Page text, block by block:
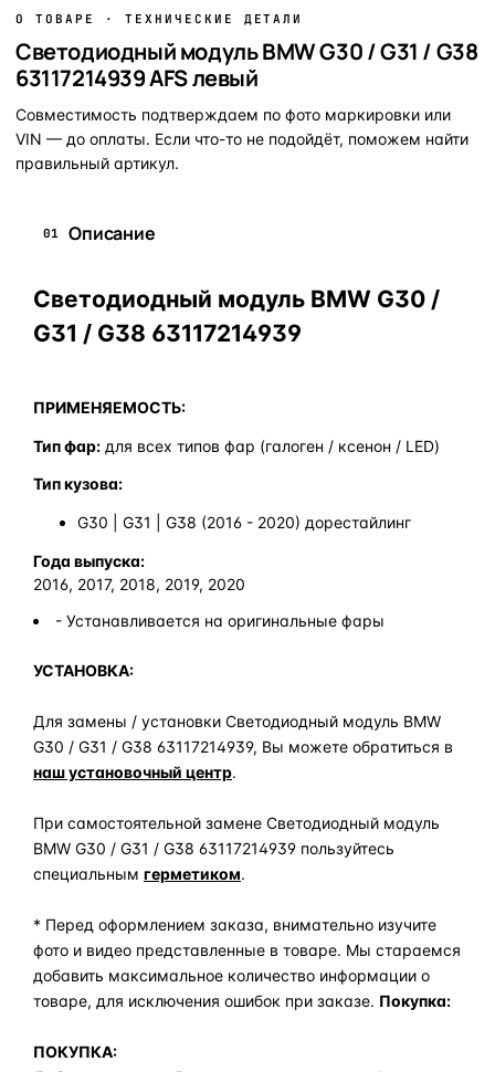
О ТОВАРЕ · ТЕХНИЧЕСКИЕ ДЕТАЛИ
Светодиодный модуль BMW G30 / G31 / G38
63117214939 AFS левый
Совместимость подтверждаем по фото маркировки или
VIN — до оплаты. Если что-то не подойдёт, поможем найти
правильный артикул.
01 Описание
Светодиодный модуль BMW G30 /
G31 / G38 63117214939
ПРИМЕНЯЕМОСТЬ:
Тип фар: для всех типов фар (галоген / ксенон / LED)
Тип кузова:
G30 | G31 | G38 (2016 - 2020) дорестайлинг
Года выпуска:
2016, 2017, 2018, 2019, 2020
- Устанавливается на оригинальные фары
УСТАНОВКА:
Для замены / установки Светодиодный модуль BMW
G30 / G31 / G38 63117214939, Вы можете обратиться в
наш установочный центр.
При самостоятельной замене Светодиодный модуль
BMW G30 / G31 / G38 63117214939 пользуйтесь
специальным герметиком.
* Перед оформлением заказа, внимательно изучите
фото и видео представленные в товаре. Мы стараемся
добавить максимальное количество информации о
товаре, для исключения ошибок при заказе. Покупка:
ПОКУПКА: